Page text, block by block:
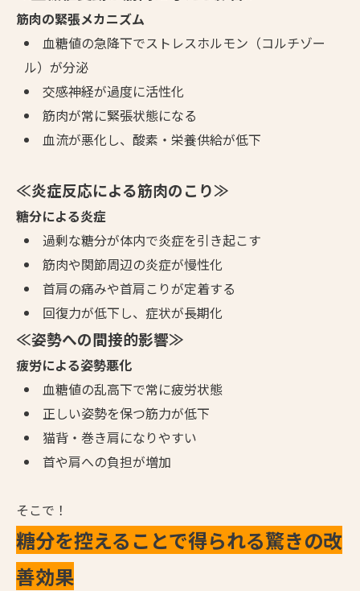
筋肉の緊張メカニズム
血糖値の急降下でストレスホルモン（コルチゾー
ル）が分泌
交感神経が過度に活性化
筋肉が常に緊張状態になる
血流が悪化し、酸素・栄養供給が低下
≪炎症反応による筋肉のこり≫
糖分による炎症
過剰な糖分が体内で炎症を引き起こす
筋肉や関節周辺の炎症が慢性化
首肩の痛みや首肩こりが定着する
回復力が低下し、症状が長期化
≪姿勢への間接的影響≫
疲労による姿勢悪化
血糖値の乱高下で常に疲労状態
正しい姿勢を保つ筋力が低下
猫背・巻き肩になりやすい
首や肩への負担が増加
そこで！
糖分を控えることで得られる驚きの改
善効果